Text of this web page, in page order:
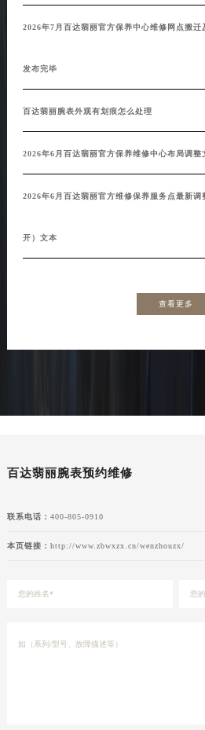
2026年7月百达翡丽官方保养中心维修网点搬迁
发布完毕
百达翡丽腕表外观有划痕怎么处理
2026年6月百达翡丽官方保养维修中心布局调整
2026年6月百达翡丽官方维修保养服务点最新调
开）文本
查看更多
百达翡丽腕表预约维修
联系电话： 400-805-0910
本页链接： http://www.zbwxzx.cn/wenzhouzx/